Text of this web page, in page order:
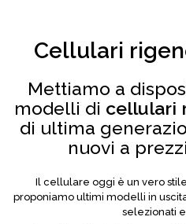
Cellulari
Mettiamo a
modelli di cellulari
di ultima
nuovi a
Il cellulare oggi è un vero
proponiamo ultimi modelli in
selezionati